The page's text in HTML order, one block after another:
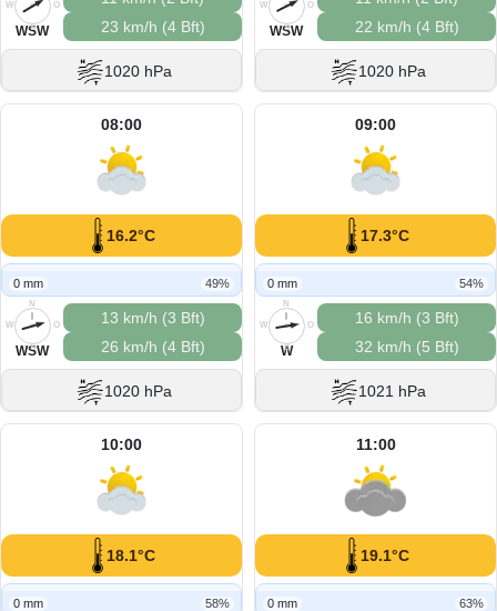
O
S
W
WSW
23 km/h (4 Bft)
1020 hPa
O
S
W
WSW
22 km/h (4 Bft)
1020 hPa
08:00
16.2°C
0 mm 49%
N
O
S
W
WSW
13 km/h (3 Bft)
26 km/h (4 Bft)
1020 hPa
09:00
17.3°C
0 mm 54%
N
O
S
W
W
16 km/h (3 Bft)
32 km/h (5 Bft)
1021 hPa
10:00
18.1°C
0 mm 58%
11:00
19.1°C
0 mm 63%